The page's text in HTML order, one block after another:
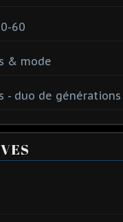
60
& mode
- duo de générations